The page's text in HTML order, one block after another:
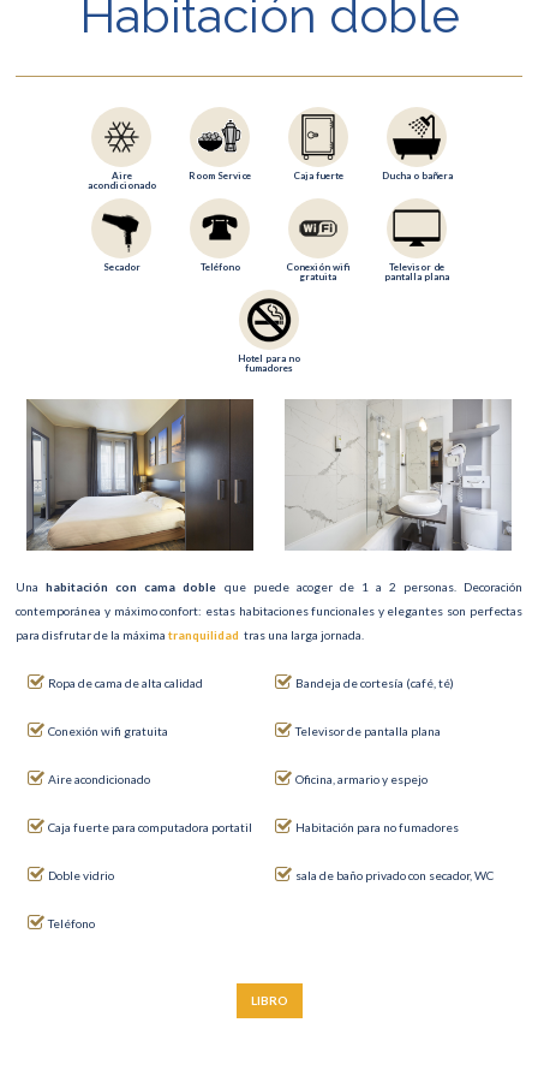
Habitación doble
Aire
acondicionado
Room Service Caja fuerte Ducha o bañera
Secador Teléfono
Conexión wifi
gratuita
Televisor de
pantalla plana
Hotel para no
fumadores
Unahabitación con cama doble que puede acoger de 1 a 2 personas. Decoración
contemporánea y máximo confort: estas habitaciones funcionales y elegantes son perfectas
para disfrutar de la máximatranquilidad tras una larga jornada.
Ropa de cama de alta calidad
Conexión wifi gratuita
Aire acondicionado
Caja fuerte para computadora portatil
Doble vidrio
Teléfono
Bandeja de cortesía (café, té)
Televisor de pantalla plana
Oficina, armario y espejo
Habitación para no fumadores
sala de baño privado con secador, WC
LIBRO